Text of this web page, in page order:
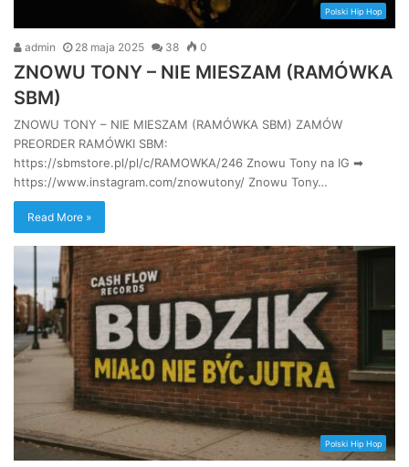
Polski Hip Hop
admin 28 maja 2025 38 0
ZNOWU TONY – NIE MIESZAM (RAMÓWKA
SBM)
ZNOWU TONY – NIE MIESZAM (RAMÓWKA SBM) ZAMÓW
PREORDER RAMÓWKI SBM:
https://sbmstore.pl/pl/c/RAMOWKA/246 Znowu Tony na IG ➡
https://www.instagram.com/znowutony/ Znowu Tony…
Read More »
Polski Hip Hop